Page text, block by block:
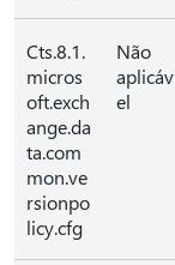
Cts.8.1.
micros
oft.exch
ange.da
ta.com
mon.ve
rsionpo
licy.cfg
Não
aplicáv
el